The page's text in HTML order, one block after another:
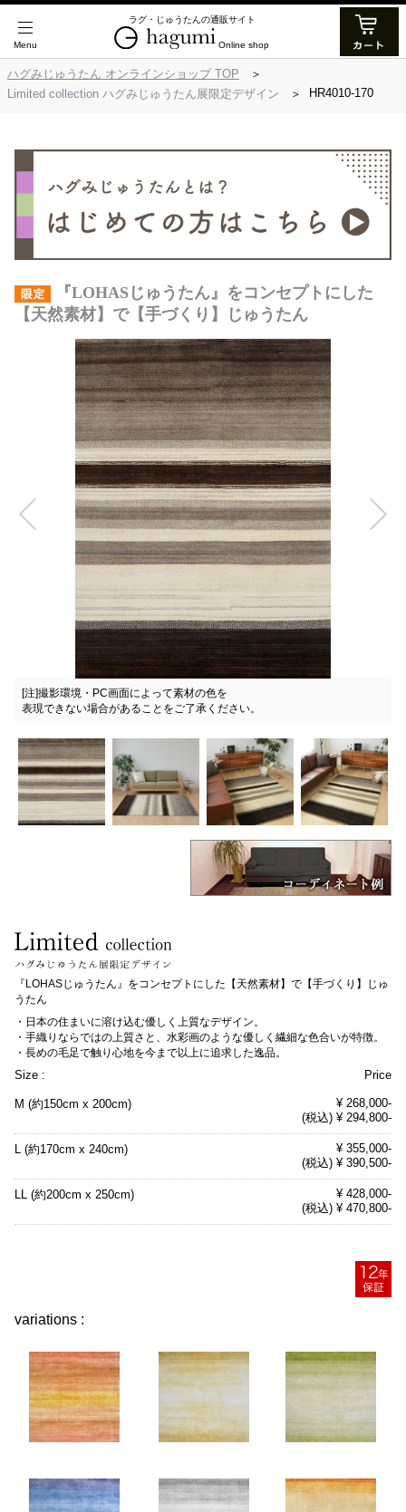
ラグ・じゅうたんの通販サイト
Online shop
ハグみじゅうたん オンラインショップ TOP
Limited collection ハグみじゅうたん展限定デザイン
HR4010-170
『LOHASじゅうたん』をコンセプトにした
【天然素材】で【手づくり】じゅうたん
HR4010
『LOHASじゅうたん』をコンセプトにした【天然素材】で【手づくり】じゅ
うたん
・日本の住まいに溶け込む優しく上質なデザイン。
・手織りならではの上質さと、水彩画のような優しく繊細な色合いが特徴。
・長めの毛足で触り心地を今まで以上に追求した逸品。
Size : Price
M (約150cm x 200cm)
¥ 268,000-
(税込) ¥ 294,800-
L (約170cm x 240cm)
¥ 355,000-
(税込) ¥ 390,500-
LL (約200cm x 250cm)
¥ 428,000-
(税込) ¥ 470,800-
variations :